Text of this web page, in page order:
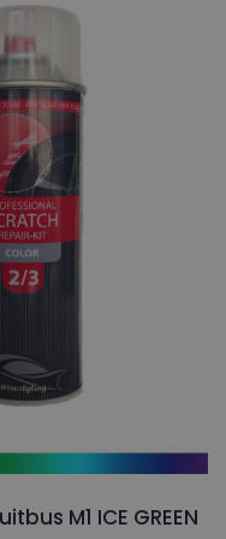
M1 ICE GREEN